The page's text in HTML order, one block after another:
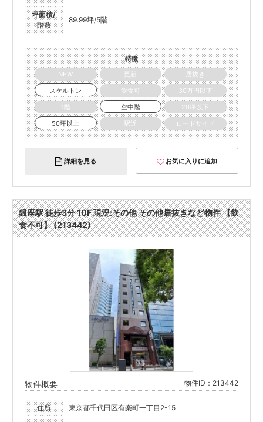
坪面積/
階数
89.99坪/5階
特徴
NEW
更新
居抜き
スケルトン
飲食可
30万円以下
1階
空中階
20坪以下
50坪以上
駅近 ロードサイド
詳細を見る お気に入りに追加
銀座駅 徒歩3分 10F 現況:その他 その他居抜きなど物件 【飲
食不可】 (213442)
物件概要 物件ID：213442
住所 東京都千代田区有楽町一丁目2-15